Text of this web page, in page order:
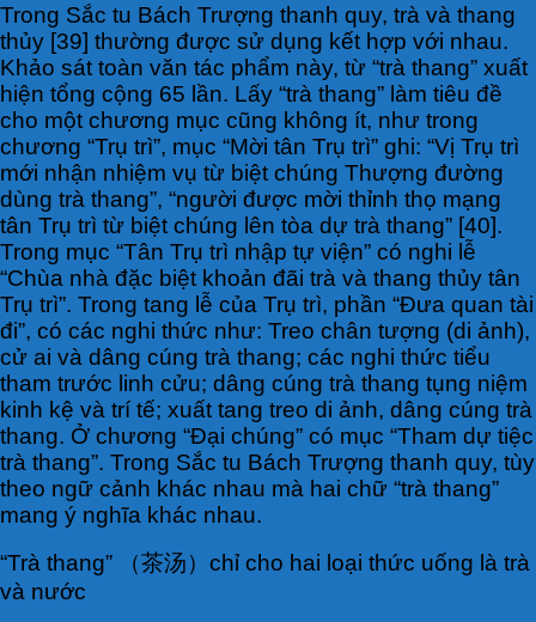
Trong Sắc tu Bách Trượng thanh quy, trà và thang
thủy [39] thường được sử dụng kết hợp với nhau.
Khảo sát toàn văn tác phẩm này, từ “trà thang” xuất
hiện tổng cộng 65 lần. Lấy “trà thang” làm tiêu đề
cho một chương mục cũng không ít, như trong
chương “Trụ trì”, mục “Mời tân Trụ trì” ghi: “Vị Trụ trì
mới nhận nhiệm vụ từ biệt chúng Thượng đường
dùng trà thang”, “người được mời thỉnh thọ mạng
tân Trụ trì từ biệt chúng lên tòa dự trà thang” [40].
Trong mục “Tân Trụ trì nhập tự viện” có nghi lễ
“Chùa nhà đặc biệt khoản đãi trà và thang thủy tân
Trụ trì”. Trong tang lễ của Trụ trì, phần “Đưa quan tài
đi”, có các nghi thức như: Treo chân tượng (di ảnh),
cử ai và dâng cúng trà thang; các nghi thức tiểu
tham trước linh cửu; dâng cúng trà thang tụng niệm
kinh kệ và trí tế; xuất tang treo di ảnh, dâng cúng trà
thang. Ở chương “Đại chúng” có mục “Tham dự tiệc
trà thang”. Trong Sắc tu Bách Trượng thanh quy, tùy
theo ngữ cảnh khác nhau mà hai chữ “trà thang”
mang ý nghĩa khác nhau.
“Trà thang” （茶汤）chỉ cho hai loại thức uống là trà
và nước